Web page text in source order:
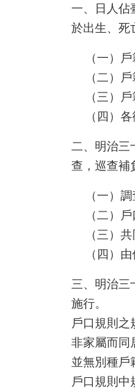
一、日人佔
於出生、死
（一）
（二）
（三）
（四）
二、明治三
查，巡查補
（一）
（二）
（三）
（四）
三、明治三
施行。
戶口規則之
非家屬而同
並無別種戶
戶口規則中